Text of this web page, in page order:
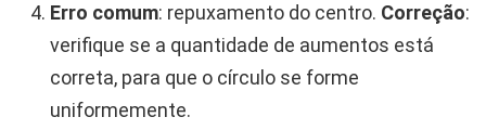
Erro comum: repuxamento do centro. Correção:
verifique se a quantidade de aumentos está
correta, para que o círculo se forme
uniformemente.